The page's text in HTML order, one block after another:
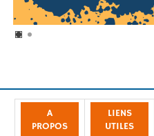
A
PROPOS
LIENS
UTILES